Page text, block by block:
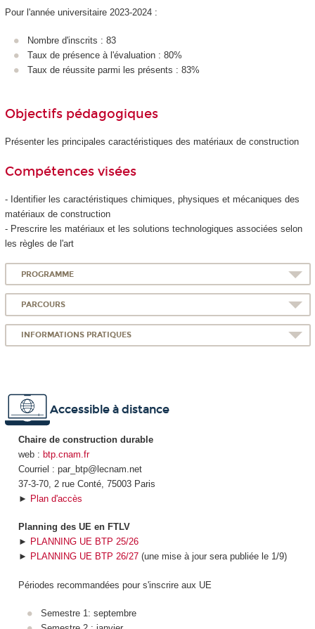
Pour l'année universitaire 2023-2024 :
Nombre d'inscrits : 83
Taux de présence à l'évaluation : 80%
Taux de réussite parmi les présents : 83%
Objectifs pédagogiques
Présenter les principales caractéristiques des matériaux de construction
Compétences visées
- Identifier les caractéristiques chimiques, physiques et mécaniques des
matériaux de construction
- Prescrire les matériaux et les solutions technologiques associées selon
les règles de l'art
PROGRAMME
PARCOURS
INFORMATIONS PRATIQUES
Accessible à distance
Chaire de construction durable
web : btp.cnam.fr
Courriel : par_btp@lecnam.net
37-3-70, 2 rue Conté, 75003 Paris
► Plan d'accès
Planning des UE en FTLV
► PLANNING UE BTP 25/26
► PLANNING UE BTP 26/27(une mise à jour sera publiée le 1/9)
Périodes recommandées pour s'inscrire aux UE
Semestre 1: septembre